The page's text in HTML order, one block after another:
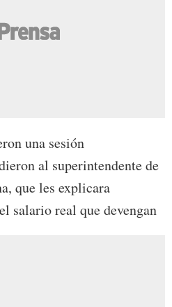
una sesión
al superintendente de
que les explicara
salario real que devengan